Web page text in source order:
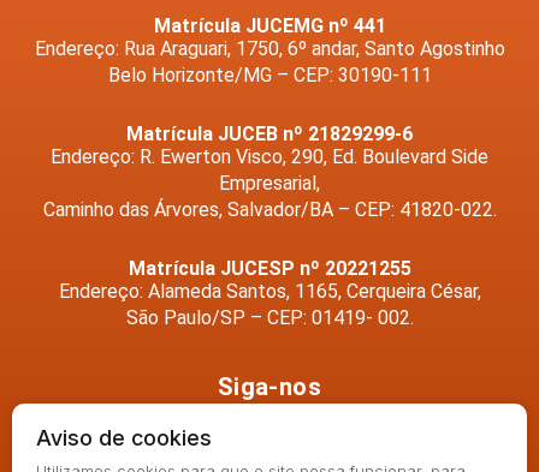
Matrícula JUCEMG nº 441
Endereço: Rua Araguari, 1750, 6º andar, Santo Agostinho
Belo Horizonte/MG – CEP: 30190-111
Matrícula JUCEB nº 21829299-6
Endereço: R. Ewerton Visco, 290, Ed. Boulevard Side
Empresarial,
Caminho das Árvores, Salvador/BA – CEP: 41820-022.
Matrícula JUCESP nº 20221255
Endereço: Alameda Santos, 1165, Cerqueira César,
São Paulo/SP – CEP: 01419- 002.
Siga-nos
Aviso de cookies